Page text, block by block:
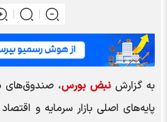
به گزارشنبض بورس، صندوق‌های
پایه‌های اصلی بازار سرمایه و